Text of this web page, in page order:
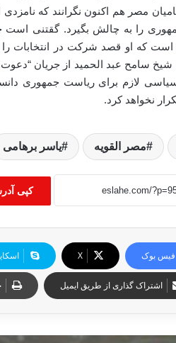
مصر هم اکنون نگرانند که
را به چالش بگیرد. گقتنی است
است که او قصد شرکت در انتخابات
سامح عبد الحمید از جریان “دعوت
لازم برای ریاست جمهوری
نخواهد کرد.
مصر القویه یاسر برهامی
کپی
فیس بوک X
اشتراک گذاری از طریق ایمیل